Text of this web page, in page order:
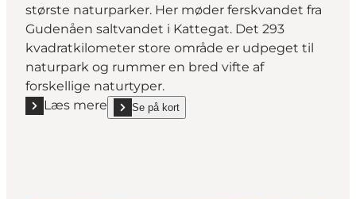
største naturparker. Her møder ferskvandet fra
Gudenåen saltvandet i Kattegat. Det 293
kvadratkilometer store område er udpeget til
naturpark og rummer en bred vifte af
forskellige naturtyper.
Læs mere
Læs mere "Naturpark Randers Fjord"
Se på kort
show Naturpark Randers Fjord on_map